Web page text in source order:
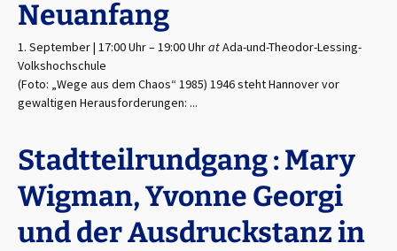
Neuanfang
1. September | 17:00 Uhr–19:00 UhratAda-und-Theodor-Lessing-
Volkshochschule
(Foto: „Wege aus dem Chaos“ 1985) 1946 steht Hannover vor
gewaltigen Herausforderungen: ...
Stadtteilrundgang : Mary
Wigman, Yvonne Georgi
und der Ausdruckstanz in